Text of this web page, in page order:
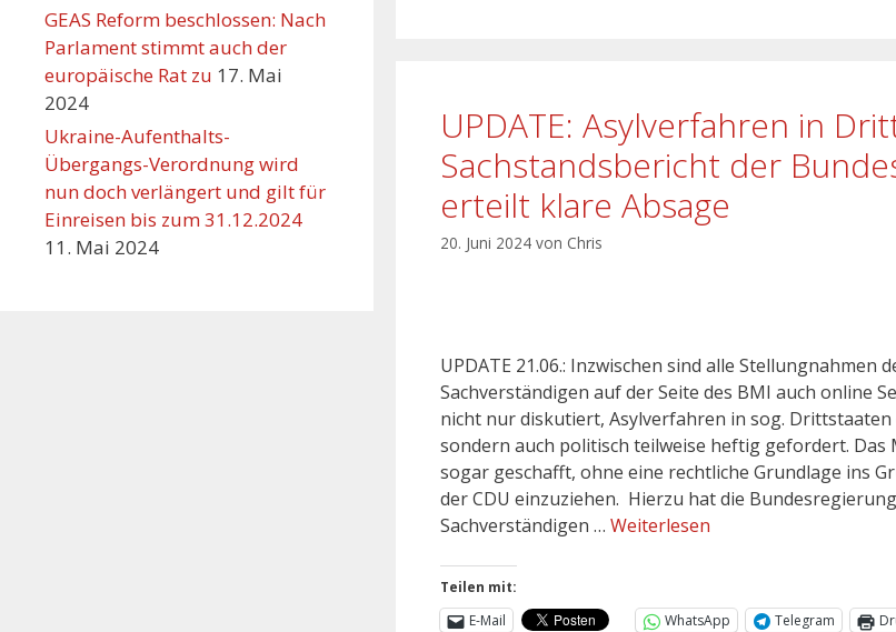
UPDATE: Asylverfahren in
Sachstandsbericht der
erteilt klare Absage
20. Juni 2024 von Chris
UPDATE 21.06.: Inzwischen sind alle Stellungnahmen
Sachverständigen auf der Seite des BMI auch online
nicht nur diskutiert, Asylverfahren in sog.
sondern auch politisch teilweise heftig gefordert. Das
sogar geschafft, ohne eine rechtliche Grundlage ins
der CDU einzuziehen. Hierzu hat die
Sachverständigen … Weiterlesen
Teilen mit:
E-Mail
WhatsApp Telegram
GEAS Reform beschlossen: Nach
Parlament stimmt auch der
europäische Rat zu 17. Mai
2024
Ukraine-Aufenthalts-
Übergangs-Verordnung wird
nun doch verlängert und gilt für
Einreisen bis zum 31.12.2024
11. Mai 2024